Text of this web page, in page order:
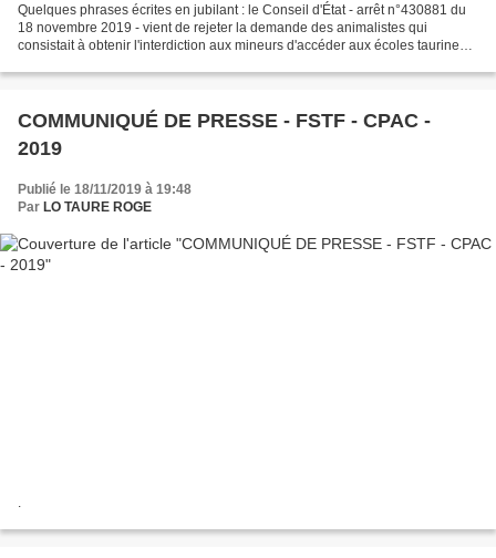
Quelques phrases écrites en jubilant : le Conseil d'État - arrêt n°430881 du
18 novembre 2019 - vient de rejeter la demande des animalistes qui
consistait à obtenir l'interdiction aux mineurs d'accéder aux écoles taurines.
COMMUNIQUÉ DE PRESSE - FSTF - CPAC -
2019
Publié le 18/11/2019 à 19:48
Par LO TAURE ROGE
.